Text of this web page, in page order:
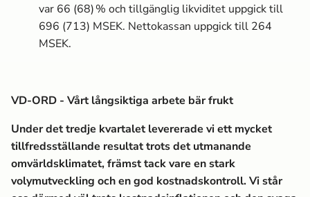
var 66 (68) % och tillgänglig likviditet uppgick till
696 (713) MSEK. Nettokassan uppgick till 264
MSEK.
VD-ORD - Vårt långsiktiga arbete bär frukt
Under det tredje kvartalet levererade vi ett mycket
tillfredsställande resultat trots det utmanande
omvärldsklimatet, främst tack vare en stark
volymutveckling och en god kostnadskontroll. Vi står